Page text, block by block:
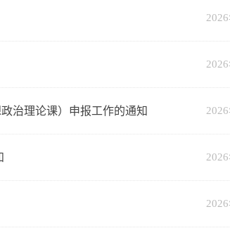
治理论课）申报工作的通知